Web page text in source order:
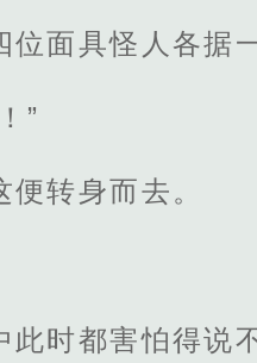
面具怪人各据
”
转身而去。
时都害怕得说